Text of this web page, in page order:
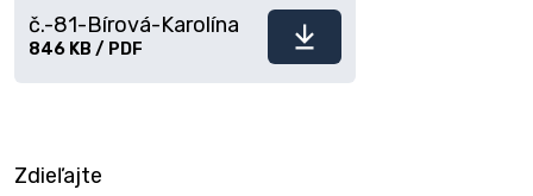
Stiahnuť
č.-81-Bírová-Karolína
846 KB / PDF
Zdieľajte